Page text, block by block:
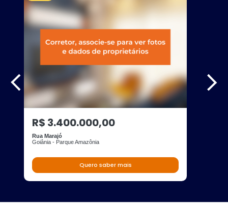
R$ 3.400.000,00
Rua Marajó
Goiânia - Parque Amazônia
Quero saber mais